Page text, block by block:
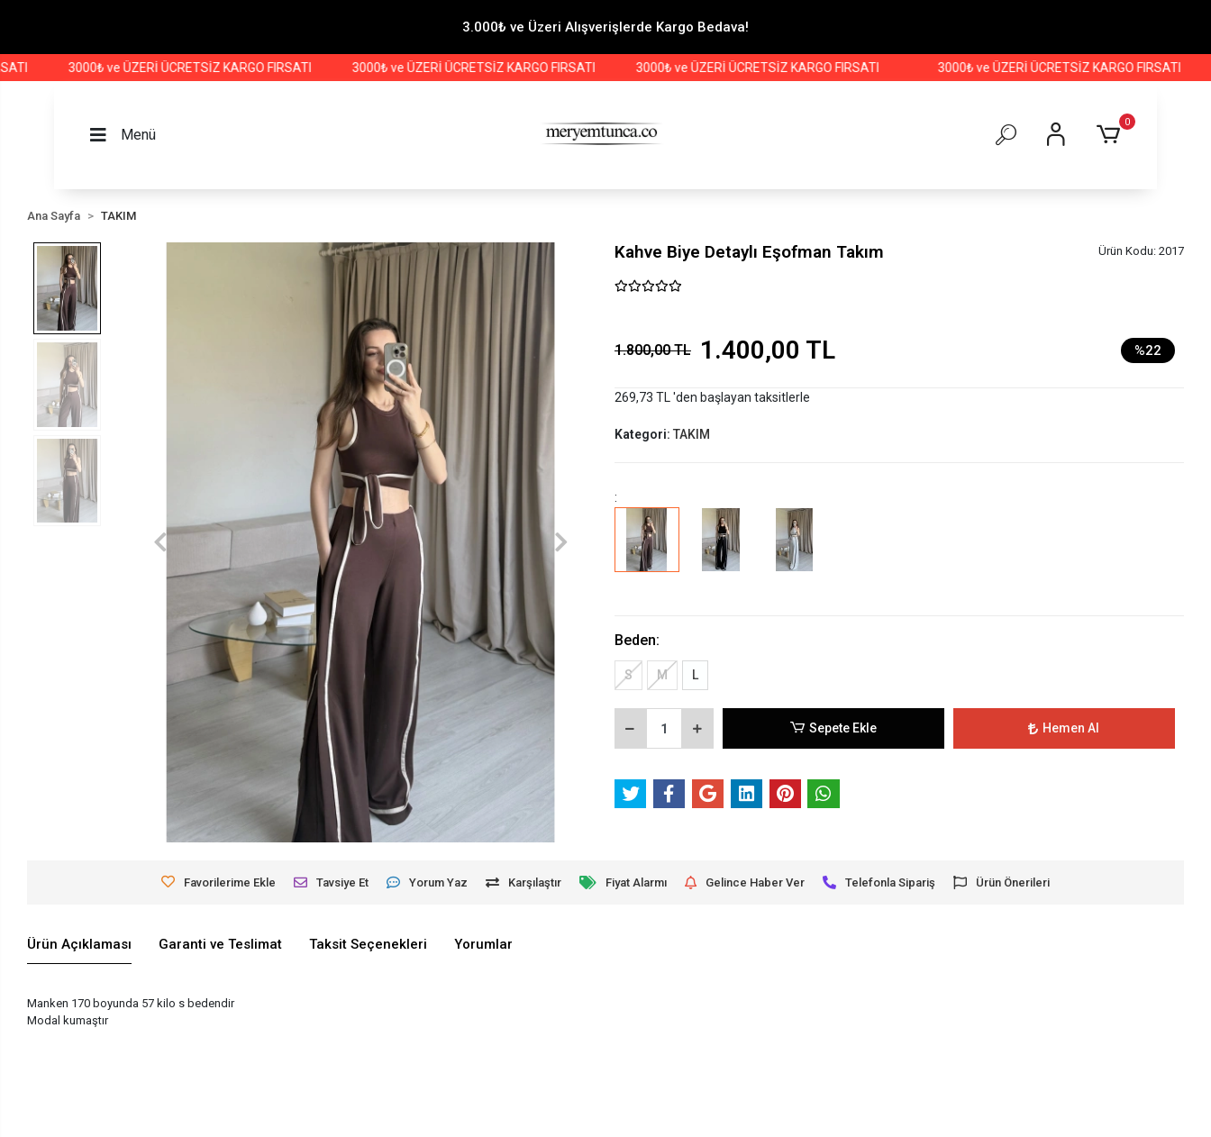
3.000₺ ve Üzeri Alışverişlerde Kargo Bedava!
3000₺ ve ÜZERİ ÜCRETSİZ KARGO FIRSATI 3000₺ ve ÜZERİ ÜCRETSİZ KARGO FIRSATI 3000₺ ve ÜZERİ ÜCRETSİZ KARGO FIRSATI 3000₺ ve ÜZERİ ÜCRETSİZ KARGO FIRSATI
Menü
0
Ana Sayfa TAKIM
Kahve Biye Detaylı Eşofman Takım Ürün Kodu: 2017
1.800,00 TL 1.400,00 TL %22
269,73 TL 'den başlayan taksitlerle
Kategori: TAKIM
:
Beden:
S M L
Sepete Ekle Hemen Al
Favorilerime Ekle Tavsiye Et Yorum Yaz Karşılaştır Fiyat Alarmı Gelince Haber Ver Telefonla Sipariş Ürün Önerileri
Ürün Açıklaması Garanti ve Teslimat Taksit Seçenekleri Yorumlar
Manken 170 boyunda 57 kilo s bedendir
Modal kumaştır